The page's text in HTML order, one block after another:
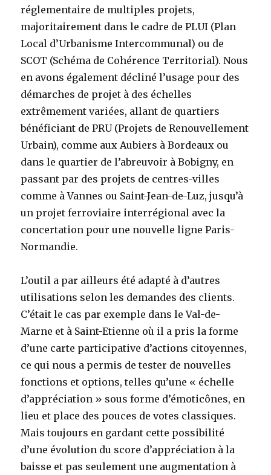
réglementaire de multiples projets,
majoritairement dans le cadre de PLUI (Plan
Local d’Urbanisme Intercommunal) ou de
SCOT (Schéma de Cohérence Territorial). Nous
en avons également décliné l’usage pour des
démarches de projet à des échelles
extrêmement variées, allant de quartiers
bénéficiant de PRU (Projets de Renouvellement
Urbain), comme aux Aubiers à Bordeaux ou
dans le quartier de l’abreuvoir à Bobigny, en
passant par des projets de centres-villes
comme à Vannes ou Saint-Jean-de-Luz, jusqu’à
un projet ferroviaire interrégional avec la
concertation pour une nouvelle ligne Paris-
Normandie.
L’outil a par ailleurs été adapté à d’autres
utilisations selon les demandes des clients.
C’était le cas par exemple dans le Val-de-
Marne et à Saint-Etienne où il a pris la forme
d’une carte participative d’actions citoyennes,
ce qui nous a permis de tester de nouvelles
fonctions et options, telles qu’une « échelle
d’appréciation » sous forme d’émoticônes, en
lieu et place des pouces de votes classiques.
Mais toujours en gardant cette possibilité
d’une évolution du score d’appréciation à la
baisse et pas seulement une augmentation à